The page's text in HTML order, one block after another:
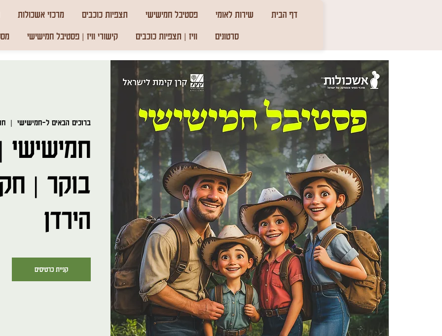
דף הבית שירות לאומי פסטיבל חמישישי תצפיות כוכבים מרכזי אשכולות
סרטונים
וויז | תצפיות כוכבים קישורי וויז | פסטיבל חמישישי
ברוכים הבאים ל-חמישישי
  |
חמישישי
בוקר |
הירדן
קניית כרטיסים